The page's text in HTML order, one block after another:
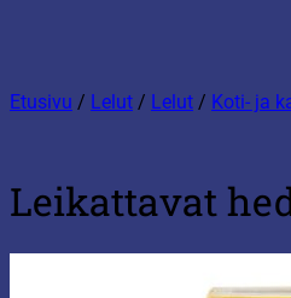
Etusivu / Lelut / Lelut / Koti- ja
Leikattavat